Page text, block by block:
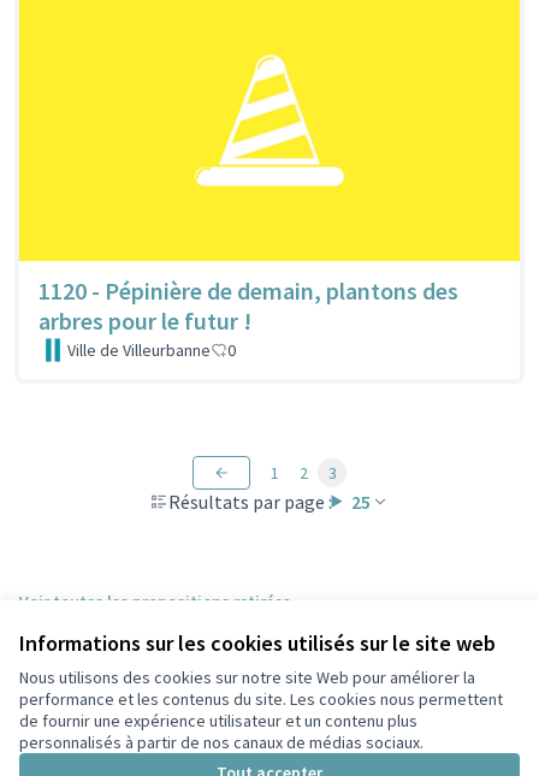
Informations sur les cookies utilisés sur le site web
Nous utilisons des cookies sur notre site Web pour améliorer la
performance et les contenus du site. Les cookies nous permettent
de fournir une expérience utilisateur et un contenu plus
personnalisés à partir de nos canaux de médias sociaux.
1120 - Pépinière de demain, plantons des
arbres pour le futur !
Ville de Villeurbanne 0
Résultats par page : 25
1 2 3
Voir toutes les propositions retirées
Conditions d'utilisation
Paramètres des cookies
Participez Villeurbanne sur X
(Lien externe)
Participez Villeurbanne sur Facebook
Participez Villeurbanne sur Instagram
Participez Villeurbanne sur YouTube
(Lien externe)